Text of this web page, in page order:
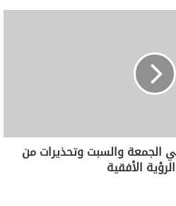
الجمعة والسبت وتحذيرات من
الأفقية